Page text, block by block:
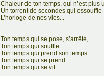
Chaleur de ton temps, qui n’est plus
Un torrent de secondes qui essouffle
L’horloge de nos vies...
Ton temps qui se pose, s’arrête,
Ton temps qui souffle
Ton temps qui prend son temps
Ton temps qui se prend
Ton temps qui se vit....